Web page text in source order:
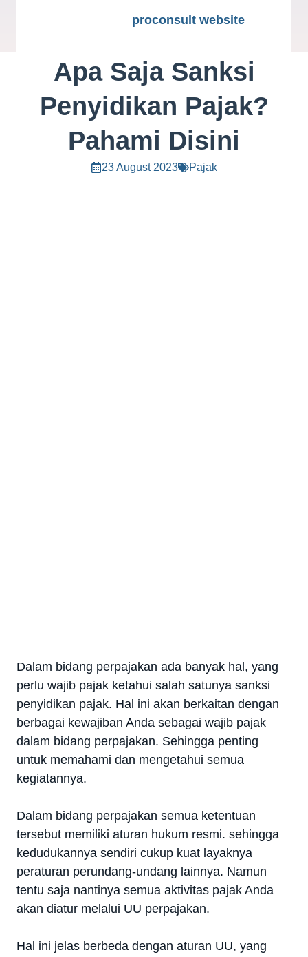
proconsult website
Apa Saja Sanksi
Penyidikan Pajak?
Pahami Disini
23 August 2023 Pajak
Dalam bidang perpajakan ada banyak hal, yang
perlu wajib pajak ketahui salah satunya sanksi
penyidikan pajak. Hal ini akan berkaitan dengan
berbagai kewajiban Anda sebagai wajib pajak
dalam bidang perpajakan. Sehingga penting
untuk memahami dan mengetahui semua
kegiatannya.
Dalam bidang perpajakan semua ketentuan
tersebut memiliki aturan hukum resmi. sehingga
kedudukannya sendiri cukup kuat layaknya
peraturan perundang-undang lainnya. Namun
tentu saja nantinya semua aktivitas pajak Anda
akan diatur melalui UU perpajakan.
Hal ini jelas berbeda dengan aturan UU, yang